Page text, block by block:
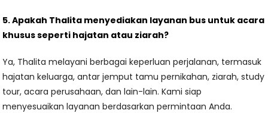
5. Apakah Thalita menyediakan layanan bus untuk acara
khusus seperti hajatan atau ziarah?
Ya, Thalita melayani berbagai keperluan perjalanan, termasuk
hajatan keluarga, antar jemput tamu pernikahan, ziarah, study
tour, acara perusahaan, dan lain-lain. Kami siap
menyesuaikan layanan berdasarkan permintaan Anda.